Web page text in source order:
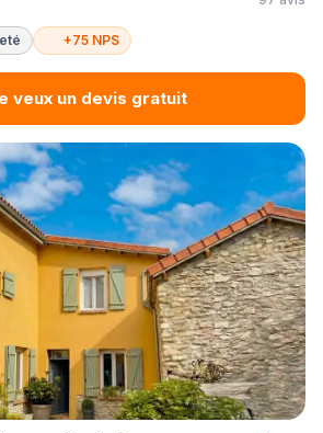
+75 NPS
veux un devis gratuit